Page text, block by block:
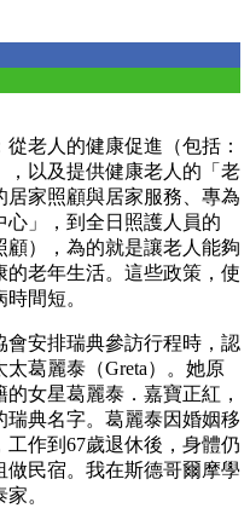
老人的健康促進（包括：
以及提供健康老人的「老
居家照顧與居家服務、專為
心」，到全日照護人員的
顧），為的就是讓老人能夠
老年生活。這些政策，使
間短。
會安排瑞典參訪行程時，認
葛麗泰（Greta）。她原
女星葛麗泰．嘉寶正紅，
瑞典名字。葛麗泰因婚姻移
作到67歲退休後，身體仍
民宿。我在斯德哥爾摩學
。